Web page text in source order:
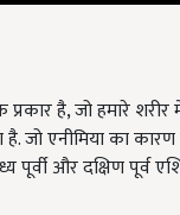
है,जो हमारे शरीर
है. जो एनीमिया का
पूर्वी और दक्षिण पूर्व